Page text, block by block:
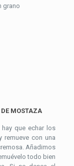
grano
MOSTAZA
que echar los
remueve con una
Añadimos
todo bien